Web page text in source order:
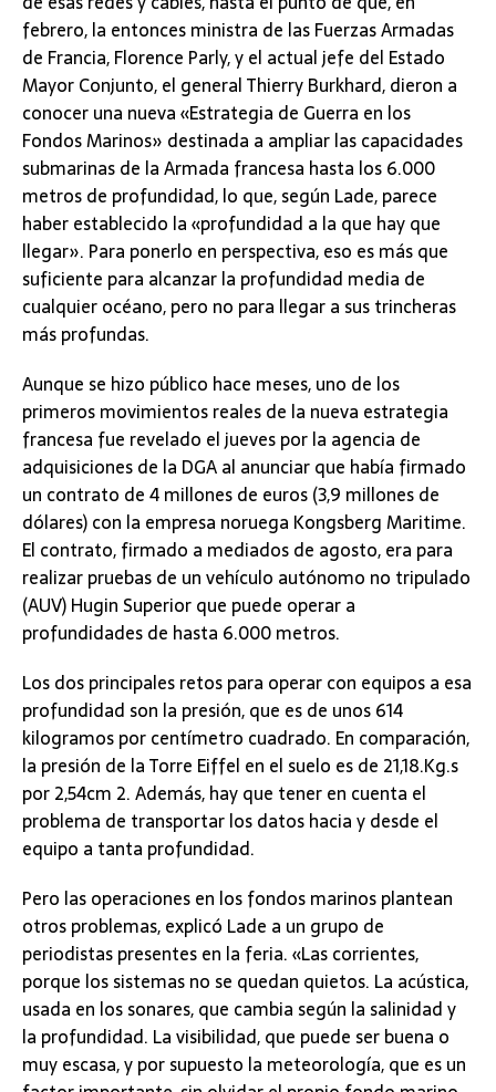
febrero, la entonces ministra de las Fuerzas Armadas
de Francia, Florence Parly, y el actual jefe del Estado
Mayor Conjunto, el general Thierry Burkhard, dieron a
conocer una nueva «Estrategia de Guerra en los
Fondos Marinos» destinada a ampliar las capacidades
submarinas de la Armada francesa hasta los 6.000
metros de profundidad, lo que, según Lade, parece
haber establecido la «profundidad a la que hay que
llegar». Para ponerlo en perspectiva, eso es más que
suficiente para alcanzar la profundidad media de
cualquier océano, pero no para llegar a sus trincheras
más profundas.
Aunque se hizo público hace meses, uno de los
primeros movimientos reales de la nueva estrategia
francesa fue revelado el jueves por la agencia de
adquisiciones de la DGA al anunciar que había firmado
un contrato de 4 millones de euros (3,9 millones de
dólares) con la empresa noruega Kongsberg Maritime.
El contrato, firmado a mediados de agosto, era para
realizar pruebas de un vehículo autónomo no tripulado
(AUV) Hugin Superior que puede operar a
profundidades de hasta 6.000 metros.
Los dos principales retos para operar con equipos a esa
profundidad son la presión, que es de unos 614
kilogramos por centímetro cuadrado. En comparación,
la presión de la Torre Eiffel en el suelo es de 21,18.Kg.s
por 2,54cm 2. Además, hay que tener en cuenta el
problema de transportar los datos hacia y desde el
equipo a tanta profundidad.
Pero las operaciones en los fondos marinos plantean
otros problemas, explicó Lade a un grupo de
periodistas presentes en la feria. «Las corrientes,
porque los sistemas no se quedan quietos. La acústica,
usada en los sonares, que cambia según la salinidad y
la profundidad. La visibilidad, que puede ser buena o
muy escasa, y por supuesto la meteorología, que es un